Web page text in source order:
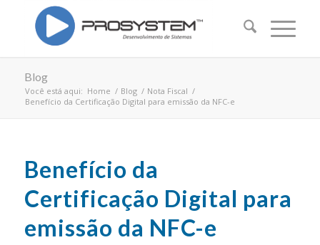
Blog
Você está aqui: Home / Blog / Nota Fiscal /
Benefício da Certificação Digital para emissão da NFC-e
Benefício da
Certificação Digital para
emissão da NFC-e